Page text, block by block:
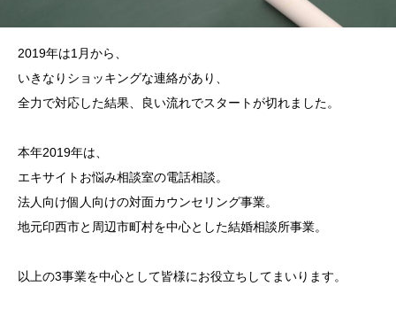
2019年は1月から、
いきなりショッキングな連絡があり、
全力で対応した結果、良い流れでスタートが切れました。
本年2019年は、
エキサイトお悩み相談室の電話相談。
法人向け個人向けの対面カウンセリング事業。
地元印西市と周辺市町村を中心とした結婚相談所事業。
以上の3事業を中心として皆様にお役立ちしてまいります。